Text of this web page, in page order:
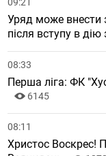
Уряд може внести
після вступу в
08:33
Перша ліга: ФК
6145
08:11
Христос Воскрес!